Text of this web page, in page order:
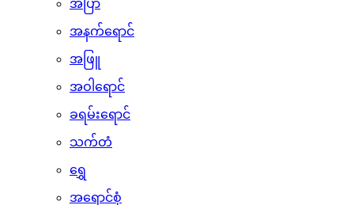
အပြာ
အနက်ရောင်
အဖြူ
အဝါရောင်
ခရမ်းရောင်
သက်တံ
ရွှေ
အရောင်စုံ